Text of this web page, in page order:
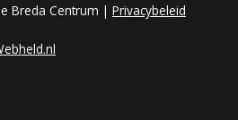
Breda Centrum | Privacybeleid